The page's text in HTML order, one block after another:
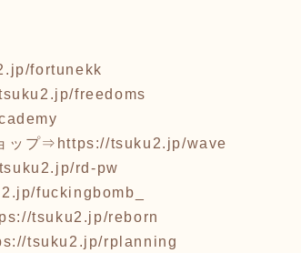
fortunekk
freedoms
ップ⇒ https://tsuku2.jp/wave
rd-pw
fuckingbomb_
tsuku2.jp/reborn
tsuku2.jp/rplanning